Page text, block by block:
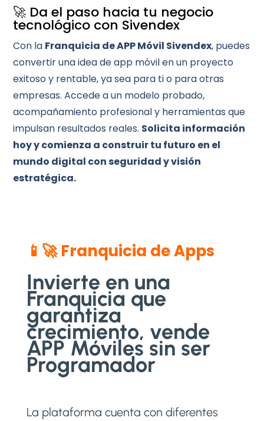
🚀 Da el paso hacia tu negocio
tecnológico con Sivendex
Con la Franquicia de APP Móvil Sivendex, puedes
convertir una idea de app móvil en un proyecto
exitoso y rentable, ya sea para ti o para otras
empresas. Accede a un modelo probado,
acompañamiento profesional y herramientas que
impulsan resultados reales. Solicita información
hoy y comienza a construir tu futuro en el
mundo digital con seguridad y visión
estratégica.
📱🚀 Franquicia de Apps
Invierte en una
Franquicia que
garantiza
crecimiento, vende
APP Móviles sin ser
Programador
La plataforma cuenta con diferentes